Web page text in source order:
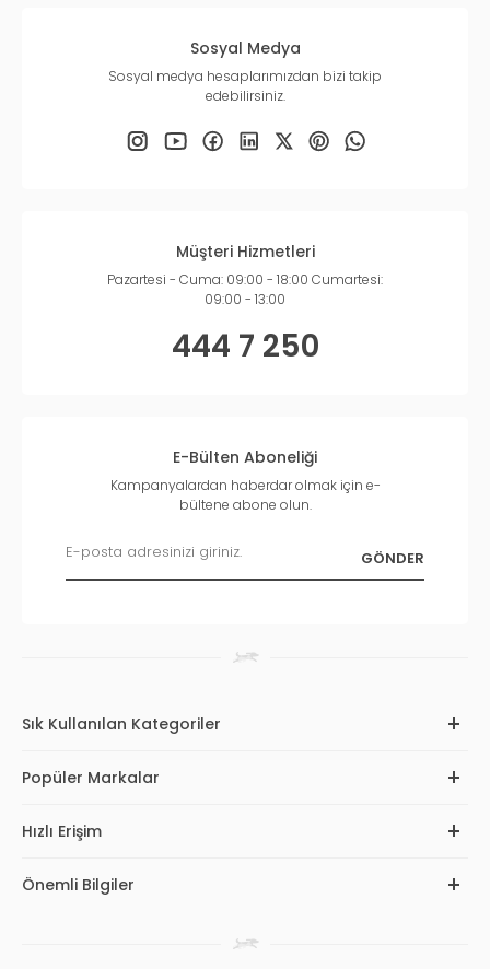
Sosyal Medya
Sosyal medya hesaplarımızdan bizi takip
edebilirsiniz.
Müşteri Hizmetleri
Pazartesi - Cuma: 09:00 - 18:00 Cumartesi:
09:00 - 13:00
444 7 250
E-Bülten Aboneliği
Kampanyalardan haberdar olmak için e-
bültene abone olun.
Sık Kullanılan Kategoriler
Popüler Markalar
Hızlı Erişim
Önemli Bilgiler